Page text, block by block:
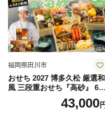
福岡県田川市
おせち 2027 博多久松 厳選和
風 三段重おせち『高砂』 6.5
寸 3段重 2～3人前 おせち料
理 重箱 お正月 冷凍おせち
43,000